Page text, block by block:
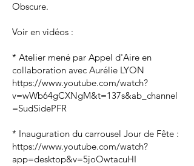
Obscure.
Voir en vidéos :
* Atelier mené par Appel d'Aire en
collaboration avec Aurélie LYON
https://www.youtube.com/watch?
v=wWb64gCXNgM&t=137s&ab_channel
=SudSidePFR
* Inauguration du carrousel Jour de Fête :
https://www.youtube.com/watch?
app=desktop&v=5joOwtacuHI